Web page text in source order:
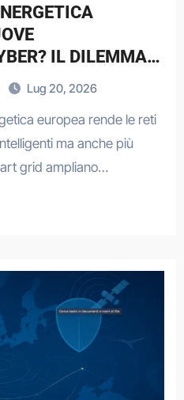
IL DILEMMA
SMART GRID
Lug 20, 2026
europea rende le reti
ma anche più
grid ampliano…